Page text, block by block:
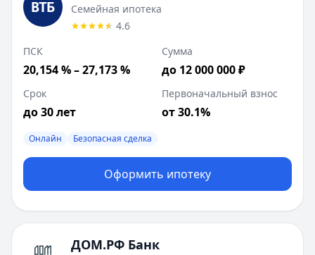
Семейная ипотека
4.6
ПСК
20,154 % – 27,173 %
Сумма
до 12 000 000 ₽
Срок
до 30 лет
Первоначальный взнос
от 30.1%
Онлайн Безопасная сделка
Оформить ипотеку
ДОМ.РФ Банк